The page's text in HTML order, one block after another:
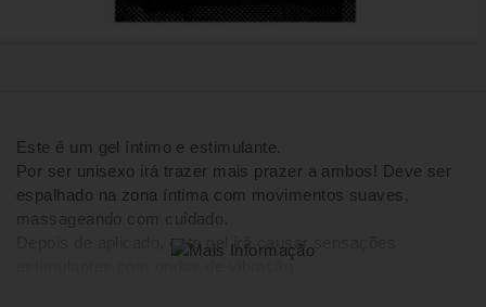
Este é um gel íntimo e estimulante.
Por ser unisexo irá trazer mais prazer a ambos! Deve ser
espalhado na zona íntima com movimentos suaves,
massageando com cuidado.
Depois de aplicado, este gel irá causar sensações
estimulantes com ondas de vibração.